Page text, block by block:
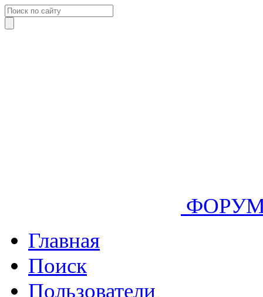
Главная
Поиск
Пользователи